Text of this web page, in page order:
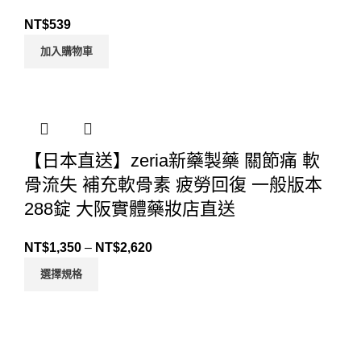
NT$539
加入購物車
【日本直送】zeria新藥製藥 關節痛 軟
骨流失 補充軟骨素 疲勞回復 一般版本
288錠 大阪實體藥妝店直送
NT$1,350 – NT$2,620
選擇規格